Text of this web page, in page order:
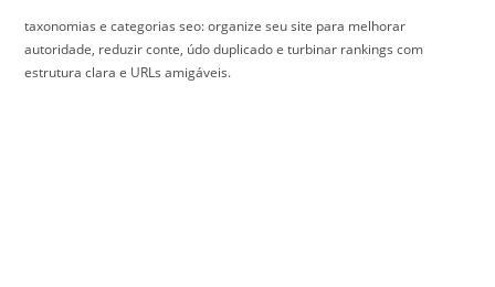
taxonomias e categorias seo: organize seu site para melhorar
autoridade, reduzir conte, údo duplicado e turbinar rankings com
estrutura clara e URLs amigáveis.